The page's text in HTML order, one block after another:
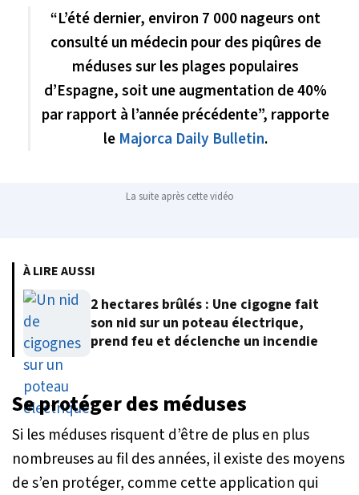
“L’été dernier, environ 7 000 nageurs ont
consulté un médecin pour des piqûres de
méduses sur les plages populaires
d’Espagne, soit une augmentation de 40%
par rapport à l’année précédente”, rapporte
le Majorca Daily Bulletin.
La suite après cette vidéo
À LIRE AUSSI
2 hectares brûlés : Une cigogne fait
son nid sur un poteau électrique,
prend feu et déclenche un incendie
Se protéger des méduses
Si les méduses risquent d’être de plus en plus
nombreuses au fil des années, il existe des moyens
de s’en protéger, comme cette application qui